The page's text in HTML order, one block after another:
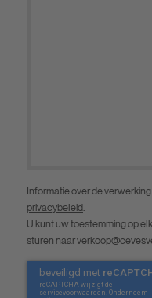
Informatie over de
privacybeleid
U kunt uw toestemming op
sturen naar